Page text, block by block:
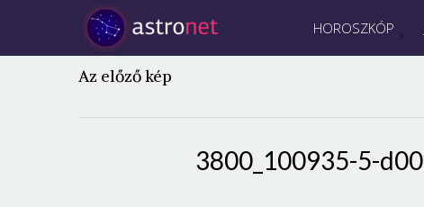
HOROSZKÓP
Az előző kép
3800_100935-5-